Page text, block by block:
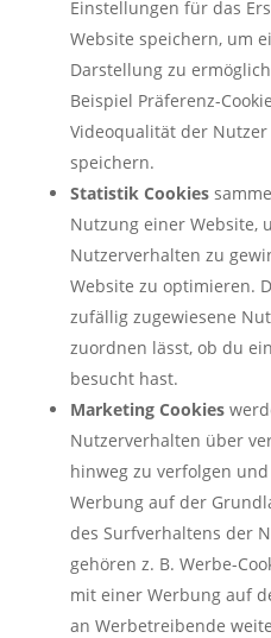
Einstellungen für das
Website speichern, um
Darstellung zu
Beispiel Präferenz-
Videoqualität der
speichern.
Statistik Cookies
Nutzung einer Website,
Nutzerverhalten zu
Website zu optimieren.
zufällig zugewiesene
zuordnen lässt, ob du
besucht hast.
Marketing Cookies
Nutzerverhalten über
hinweg zu verfolgen
Werbung auf der
des Surfverhaltens der
gehören z. B. Werbe-
mit einer Werbung auf
an Werbetreibende